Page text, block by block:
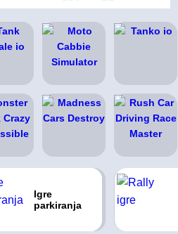
Igre
parkiranja